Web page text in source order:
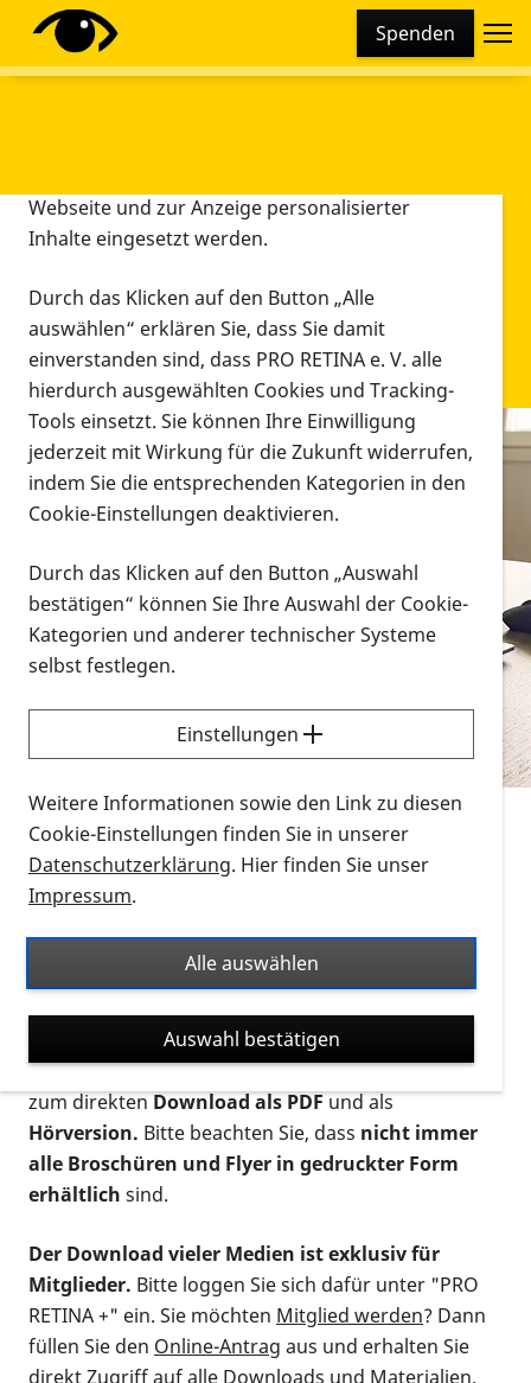
Spenden
Infomaterial
Infomaterial
Vorlesen
Alle Infomaterialien in verschiedenen
Formaten an einem Ort
Sie möchten wissen, wie Sie nach Infonmaterial
suchen und dieses bestellen bzw. herunterladen
können? Schauen Sie sich dieErklärvideos zum
Thema Infomaterial auf der PRO RETINA-Website
für blinde und sehbehinderte Menschen an.
Auf dieser Seite finden Sie sämtliches Infomaterial
Ort. Nutzen Sie den Formatfilter, um ausschließlich
nach Flyern und Broschüren, Audios oder Videos zu
suchen. Die meisten Flyer und Broschüren werden in
verschiedenen Formaten angeboten: zur
postalischen Bestellung als gedruckte Variante
zum direktenDownload als PDFund als
Hörversion. Bitte beachten Sie, dass nicht immer
alle Broschüren und Flyer in gedruckter Form
erhältlich sind.
Der Download vieler Medien ist exklusiv für
Mitglieder. Bitte loggen Sie sich dafür unter "PRO
RETINA +" ein. Sie möchten Mitglied werden? Dann
füllen Sie den Online-Antrag aus und erhalten Sie
direkt Zugriff auf alle Downloads und Materialien.
Diese Webseite setzt verschiedene Cookies und
Tracking-Tools ein. Dies beinhaltet Cookies und
Webseite und zur Anzeige personalisierter
Inhalte eingesetzt werden.
Durch das Klicken auf den Button „Alle
auswählen“ erklären Sie, dass Sie damit
einverstanden sind, dass PRO RETINA e. V. alle
hierdurch ausgewählten Cookies und Tracking-
Tools einsetzt. Sie können Ihre Einwilligung
jederzeit mit Wirkung für die Zukunft widerrufen,
indem Sie die entsprechenden Kategorien in den
Cookie-Einstellungen deaktivieren.
Durch das Klicken auf den Button „Auswahl
bestätigen“ können Sie Ihre Auswahl der Cookie-
Kategorien und anderer technischer Systeme
selbst festlegen.
Einstellungen
Weitere Informationen sowie den Link zu diesen
Cookie-Einstellungen finden Sie in unserer
Datenschutzerklärung. Hier finden Sie unser
Impressum.
Alle auswählen
Auswahl bestätigen